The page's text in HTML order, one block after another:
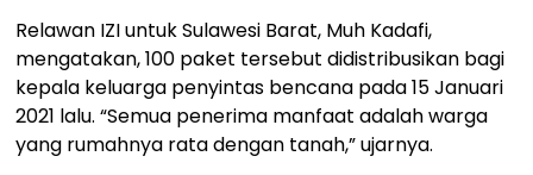
Relawan IZI untuk Sulawesi Barat, Muh Kadafi,
mengatakan, 100 paket tersebut didistribusikan bagi
kepala keluarga penyintas bencana pada 15 Januari
2021 lalu. “Semua penerima manfaat adalah warga
yang rumahnya rata dengan tanah,” ujarnya.